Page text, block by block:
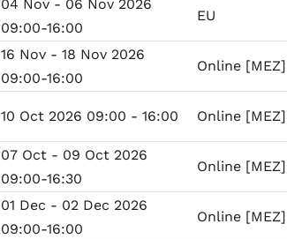
04 Nov - 06 Nov 2026
09:00-16:00
EU
16 Nov - 18 Nov 2026
09:00-16:00
Online [MEZ]
10 Oct 2026 09:00 - 16:00 Online [MEZ]
07 Oct - 09 Oct 2026
09:00-16:30
Online [MEZ]
01 Dec - 02 Dec 2026
09:00-16:00
Online [MEZ]